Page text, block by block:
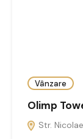
Vânzare
Olimp
Str.